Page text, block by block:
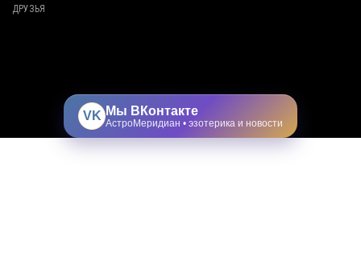
ДРУЗЬЯ
VK Мы ВКонтакте
АстроМеридиан • эзотерика и новости